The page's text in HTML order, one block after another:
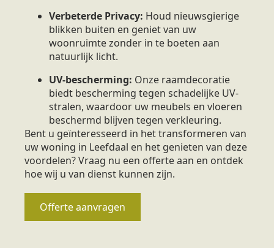
Verbeterde Privacy: Houd nieuwsgierige
blikken buiten en geniet van uw
woonruimte zonder in te boeten aan
natuurlijk licht.
UV-bescherming: Onze raamdecoratie
biedt bescherming tegen schadelijke UV-
stralen, waardoor uw meubels en vloeren
beschermd blijven tegen verkleuring.
Bent u geïnteresseerd in het transformeren van
uw woning in Leefdaal en het genieten van deze
voordelen? Vraag nu een offerte aan en ontdek
hoe wij u van dienst kunnen zijn.
Offerte aanvragen